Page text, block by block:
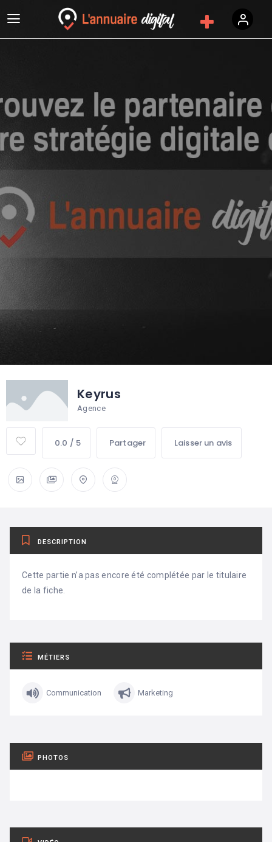
Keyrus
Agence
0.0 / 5 Partager Laisser un avis
DESCRIPTION
Cette partie n’a pas encore été complétée par le titulaire
de la fiche.
MÉTIERS
Communication Marketing
PHOTOS